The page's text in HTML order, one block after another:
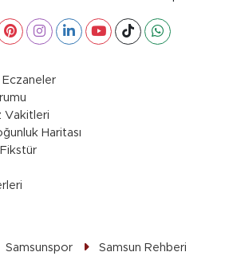
Vakitleri
Haritası
Samsunspor
Samsun Rehberi